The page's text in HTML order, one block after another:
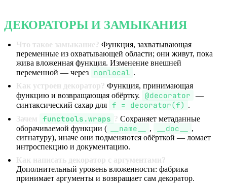
ДЕКОРАТОРЫ И ЗАМЫКАНИЯ
Что такое замыкание? Функция, захватывающая
переменные из охватывающей области; они живут, пока
жива вложенная функция. Изменение внешней
переменной — через
nonlocal .
Как устроен декоратор? Функция, принимающая
функцию и возвращающая обёртку.
@decorator
—
синтаксический сахар для f = decorator(f) .
Зачем
functools.wraps ? Сохраняет метаданные
оборачиваемой функции (
__name__ , __doc__
,
сигнатуру), иначе они подменяются обёрткой — ломает
интроспекцию и документацию.
Как написать декоратор с аргументами?
Дополнительный уровень вложенности: фабрика
принимает аргументы и возвращает сам декоратор.